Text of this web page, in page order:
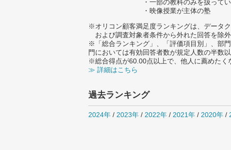
・一部の教科のみを扱って
・映像授業が主体の塾
※オリコン顧客満足度ランキングは、データ
および調査対象者条件から外れた回答を除外
※「総合ランキング」、「評価項目別」、部
門においては有効回答者数が規定人数の半数
※総合得点が60.00点以上で、他人に薦めたく
≫ 詳細はこちら
過去ランキング
2024年 / 2023年 / 2022年 / 2021年 / 2020年 /